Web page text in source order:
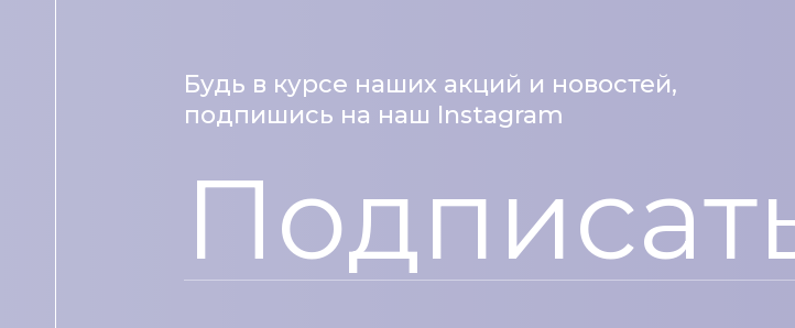
Будь в курсе наших акций и новостей,
подпишись на наш Instagram